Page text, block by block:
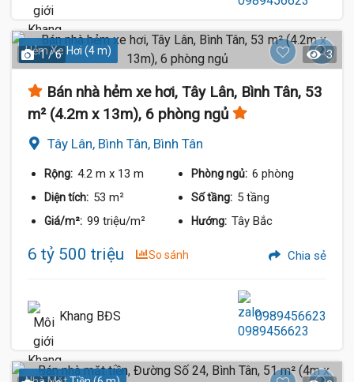
Hẻm Xe Hơi (4 m)
1 / 6 3
Bán nhà hẻm xe hơi, Tây Lân, Bình Tân, 53
m² (4.2m x 13m), 6 phòng ngủ
Tây Lân, Bình Tân, Bình Tân
Rộng: 4.2 m x 13 m Phòng ngủ: 6 phòng
Diện tích: 53 m² Số tầng: 5 tầng
Giá/m²: 99 triệu/m² Hướng: Tây Bắc
6 tỷ 500 triệu So sánh Chia sẻ
Khang BĐS 0989456623